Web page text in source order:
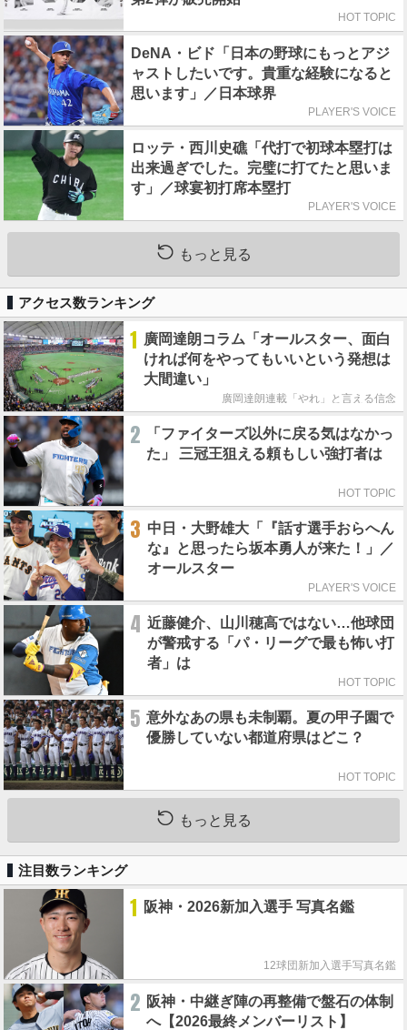
HOT TOPIC
DeNA・ビド「日本の野球にもっとアジ
ャストしたいです。貴重な経験になると
思います」／日本球界
PLAYER'S VOICE
ロッテ・西川史礁「代打で初球本塁打は
出来過ぎでした。完璧に打てたと思いま
す」／球宴初打席本塁打
PLAYER'S VOICE
もっと見る
アクセス数ランキング
1 廣岡達朗コラム「オールスター、面白
ければ何をやってもいいという発想は
大間違い」
廣岡達朗連載「やれ」と言える信念
2
「ファイターズ以外に戻る気はなかっ
た」 三冠王狙える頼もしい強打者は
HOT TOPIC
3 中日・大野雄大「『話す選手おらへん
な』と思ったら坂本勇人が来た！」／
オールスター
PLAYER'S VOICE
4 近藤健介、山川穂高ではない…他球団
が警戒する「パ・リーグで最も怖い打
者」は
HOT TOPIC
5 意外なあの県も未制覇。夏の甲子園で
優勝していない都道府県はどこ？
HOT TOPIC
もっと見る
注目数ランキング
1 阪神・2026新加入選手 写真名鑑
12球団新加入選手写真名鑑
2 阪神・中継ぎ陣の再整備で盤石の体制
へ【2026最終メンバーリスト】